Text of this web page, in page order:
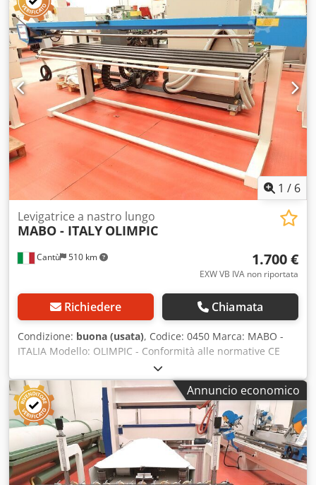
in altezza e scanalato - Testa di levigatura orientabile di
90° - Guida angolare e piano di levigatura per bordi curvi
di serie Dati tecnici: Lunghezza del nastro: 2260 x 150 mm
Potenza del motore S1: 2,2 kW, 400 V Lunghezza del piano
di lavoro: 750 mm Larghezza del piano di lavoro: 250 mm
Velocità del nastro: 16 m/sec Ingombro: 1325 x 570 mm
Attacco per aspirazione: 100 mm Peso: 156 kg
1 / 6
Cantù 510 km
Levigatrice a nastro lungo
MABO - ITALY OLIMPIC
1.700 €
EXW VB IVA non riportata
Richiedere Chiamata
Condizione: buona (usata), Codice: 0450 Marca: MABO -
ITALIA Modello: OLIMPIC - Conformità alle normative CE
Levigatrice a nastro per legno, lavorazione del legno,
mobili, carpenteria, metalli, acciaio inossidabile, alluminio
e altri materiali – Conformità alle normative CE Dati tecnici:
Lunghezza della superficie di lavoro: 2500 mm Larghezza
della superficie di lavoro: 600 mm Regolazione dell'altezza
del piano tramite volantino Larghezza del nastro: 120 mm
Potenza del motore: 2 CV Velocità: 2820 giri/min Diametro
del raccordo per l'aspirazione della polvere: 110 mm
Annuncio economico